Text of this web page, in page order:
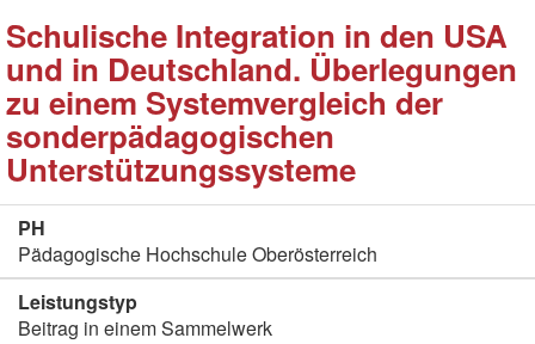
Schulische Integration in den USA
und in Deutschland. Überlegungen
zu einem Systemvergleich der
sonderpädagogischen
Unterstützungssysteme
PH
Pädagogische Hochschule Oberösterreich
Leistungstyp
Beitrag in einem Sammelwerk